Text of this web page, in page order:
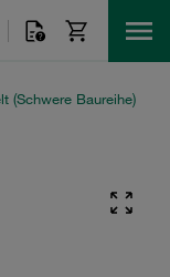
(Schwere Baureihe)